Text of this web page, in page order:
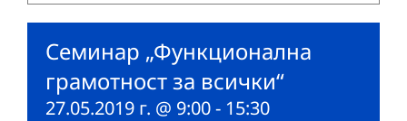
Семинар „Функционална
грамотност за всички“
27.05.2019 г. @ 9:00- 15:30